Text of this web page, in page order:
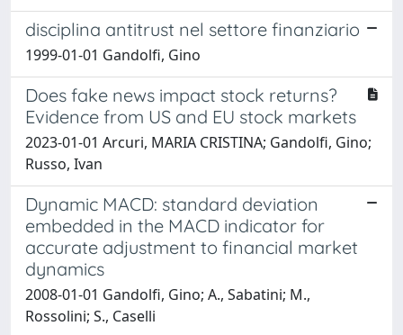
disciplina antitrust nel settore finanziario
1999-01-01 Gandolfi, Gino
Does fake news impact stock returns?
Evidence from US and EU stock markets
2023-01-01 Arcuri, MARIA CRISTINA; Gandolfi, Gino;
Russo, Ivan
Dynamic MACD: standard deviation
embedded in the MACD indicator for
accurate adjustment to financial market
dynamics
2008-01-01 Gandolfi, Gino; A., Sabatini; M.,
Rossolini; S., Caselli